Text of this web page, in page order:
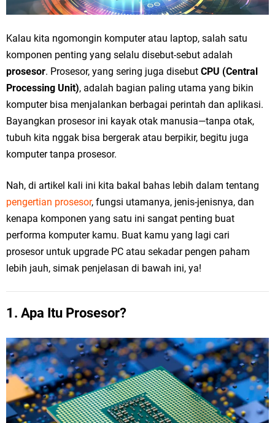
Kalau kita ngomongin komputer atau laptop, salah satu
komponen penting yang selalu disebut-sebut adalah
prosesor. Prosesor, yang sering juga disebut CPU (Central
Processing Unit), adalah bagian paling utama yang bikin
komputer bisa menjalankan berbagai perintah dan aplikasi.
Bayangkan prosesor ini kayak otak manusia—tanpa otak,
tubuh kita nggak bisa bergerak atau berpikir, begitu juga
komputer tanpa prosesor.
Nah, di artikel kali ini kita bakal bahas lebih dalam tentang
pengertian prosesor, fungsi utamanya, jenis-jenisnya, dan
kenapa komponen yang satu ini sangat penting buat
performa komputer kamu. Buat kamu yang lagi cari
prosesor untuk upgrade PC atau sekadar pengen paham
lebih jauh, simak penjelasan di bawah ini, ya!
1. Apa Itu Prosesor?